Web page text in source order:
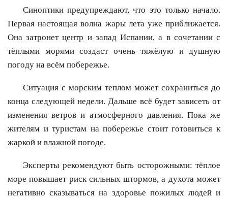
Синоптики предупреждают, что это только начало.
Первая настоящая волна жары лета уже приближается.
Она затронет центр и запад Испании, а в сочетании с
тёплыми морями создаст очень тяжёлую и душную
погоду на всём побережье.
Ситуация с морским теплом может сохраниться до
конца следующей недели. Дальше всё будет зависеть от
изменения ветров и атмосферного давления. Пока же
жителям и туристам на побережье стоит готовиться к
жаркой и влажной погоде.
Эксперты рекомендуют быть осторожными: тёплое
море повышает риск сильных штормов, а духота может
негативно сказываться на здоровье пожилых людей и